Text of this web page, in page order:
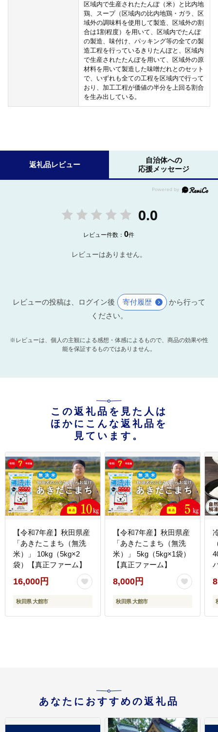
区域内で生産されたたんぽ（米）と比内地
鶏、スープ（区域内の比内地鶏・ガラ、区
域外の調味料を使用して製造、区域外の割
合は1割程度）を用いて、区域内でたんぽ
の製造、味付け、パッキング等の全ての製
造工程を行っているきりたんぽと、区域内
で生産されたたんぽを用いて、区域外の原
材料を用いて製造した味噌だれとのセット
で、いずれも全ての工程を区域内で行って
おり、加工工程が価値の半分を上回る割合
を生み出している。
返礼品レビュー
自治体への
応援メッセージ
0.0
レビュー件数：0件
レビューはありません。
レビューの投稿は、ログイン後 寄付履歴
から行って
ください。
※レビューは、個人の主観による感想・体感によるもので、商品の効果や性
能を保証するものではありません。
この返礼品を見た人は
ほかにこんな返礼品を
見ています。
【令和7年産】秋田県産
「あきたこまち（無洗
米）」 10kg（5kg×2
袋）【真正ファーム】
16,000円
秋田県 大館市
【令和7年産】秋田県産
「あきたこまち（無洗
米）」 5kg（5kg×1袋）
【真正ファーム】
8,000円
秋田県 大館市
あなたにおすすめの返礼品